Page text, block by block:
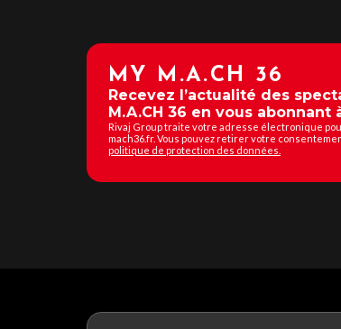
MY M.A.CH 36
Recevez l’actualité des
M.A.CH 36 en vous
Rivaj Group traite votre adresse électronique
mach36.fr. Vous pouvez retirer votre
politique de protection des données.